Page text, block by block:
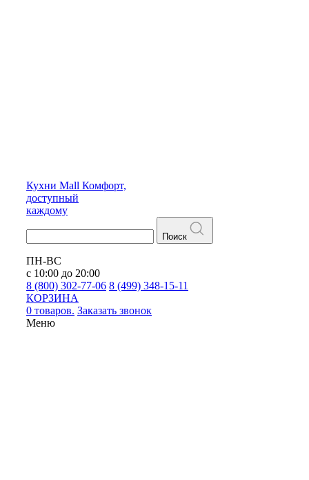
Кухни Mall Комфорт,
доступный
каждому
Поиск
ПН-ВС
с 10:00 до 20:00
8 (800) 302-77-06 8 (499) 348-15-11
КОРЗИНА
0 товаров. Заказать звонок
Меню